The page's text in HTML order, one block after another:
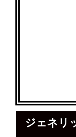
ジェネリ